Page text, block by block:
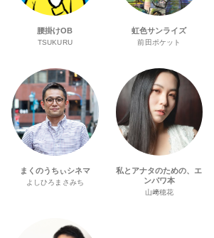
腰掛けOB
TSUKURU
虹色サンライズ
前田ポケット
まくのうちぃシネマ
よしひろまさみち
私とアナタのための、エ
ンパワ本
山﨑穂花